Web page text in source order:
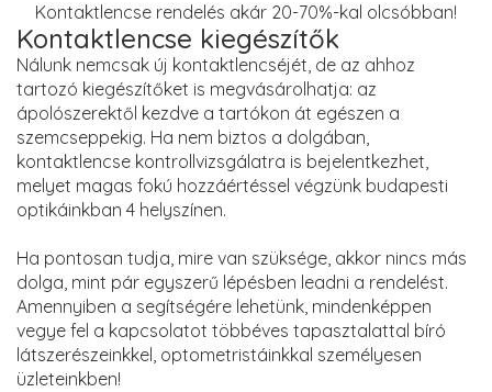
Kontaktlencse rendelés akár 20-70%-kal olcsóbban!
Kontaktlencse kiegészítők
Nálunk nemcsak új kontaktlencséjét, de az ahhoz
tartozó kiegészítőket is megvásárolhatja: az
ápolószerektől kezdve a tartókon át egészen a
szemcseppekig. Ha nem biztos a dolgában,
kontaktlencse kontrollvizsgálatra is bejelentkezhet,
melyet magas fokú hozzáértéssel végzünk budapesti
optikáinkban 4 helyszínen.
Ha pontosan tudja, mire van szüksége, akkor nincs más
dolga, mint pár egyszerű lépésben leadni a rendelést.
Amennyiben a segítségére lehetünk, mindenképpen
vegye fel a kapcsolatot többéves tapasztalattal bíró
látszerészeinkkel, optometristáinkkal személyesen
üzleteinkben!